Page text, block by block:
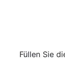
Füllen Sie